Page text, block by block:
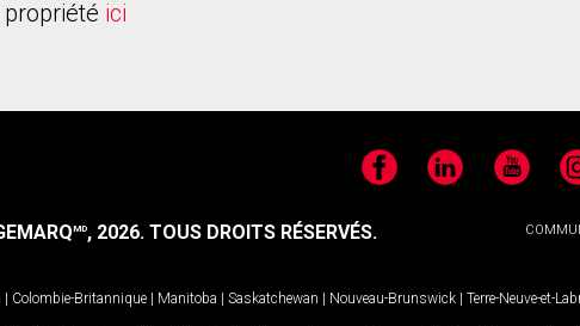
ici
FacebookLinkedIn YouTube
MD, 2026. TOUS DROITS RÉSERVÉS.
| Colombie-Britannique | Manitoba | Saskatchewan | Nouveau-Brunswick | Terre-Neuve-et-